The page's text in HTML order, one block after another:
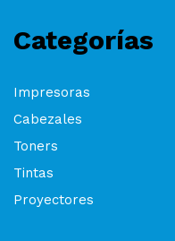
Categorías
Impresoras
Cabezales
Toners
Tintas
Proyectores